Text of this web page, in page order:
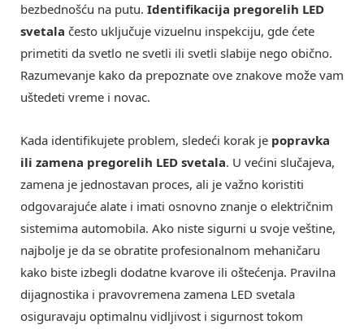
bezbednošću na putu. Identifikacija pregorelih LED
svetala često uključuje vizuelnu inspekciju, gde ćete
primetiti da svetlo ne svetli ili svetli slabije nego obično.
Razumevanje kako da prepoznate ove znakove može vam
uštedeti vreme i novac.
Kada identifikujete problem, sledeći korak je popravka
ili zamena pregorelih LED svetala. U većini slučajeva,
zamena je jednostavan proces, ali je važno koristiti
odgovarajuće alate i imati osnovno znanje o električnim
sistemima automobila. Ako niste sigurni u svoje veštine,
najbolje je da se obratite profesionalnom mehaničaru
kako biste izbegli dodatne kvarove ili oštećenja. Pravilna
dijagnostika i pravovremena zamena LED svetala
osiguravaju optimalnu vidljivost i sigurnost tokom